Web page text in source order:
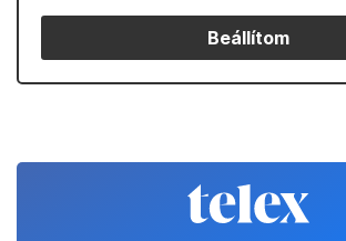
Beállítom